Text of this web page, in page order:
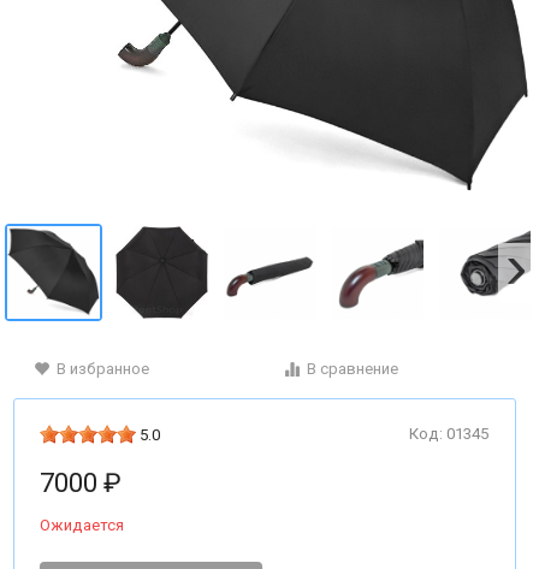
В избранное В сравнение
Код: 01345
5.0
7000 ₽
Ожидается